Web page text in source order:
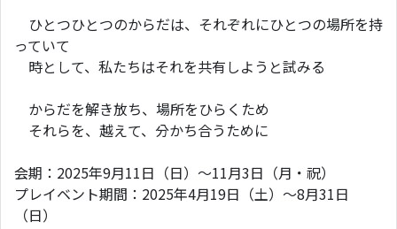
ひとつひとつのからだは、それぞれにひとつの場所を持
っていて
時として、私たちはそれを共有しようと試みる
からだを解き放ち、場所をひらくため
それらを、越えて、分かち合うために
会期：2025年9月11日（日）〜11月3日（月・祝）
プレイベント期間：2025年4月19日（土）〜8月31日
（日）